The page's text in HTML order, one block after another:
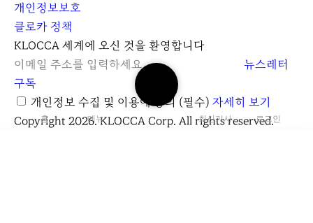
검
색
하
기
홈 메뉴 최신기사 로그인
개인정보보호
클로카 정책
I
n
s
t
a
Y
o
u
t
u
K
L
O
C
C
KLOCCA 세계에 오신 것을 환영합니다
뉴스레터
구독
개인정보 수집 및 이용에 동의 (필수) 자세히 보기
Copyright 2026. KLOCCA Corp. All rights reserved.